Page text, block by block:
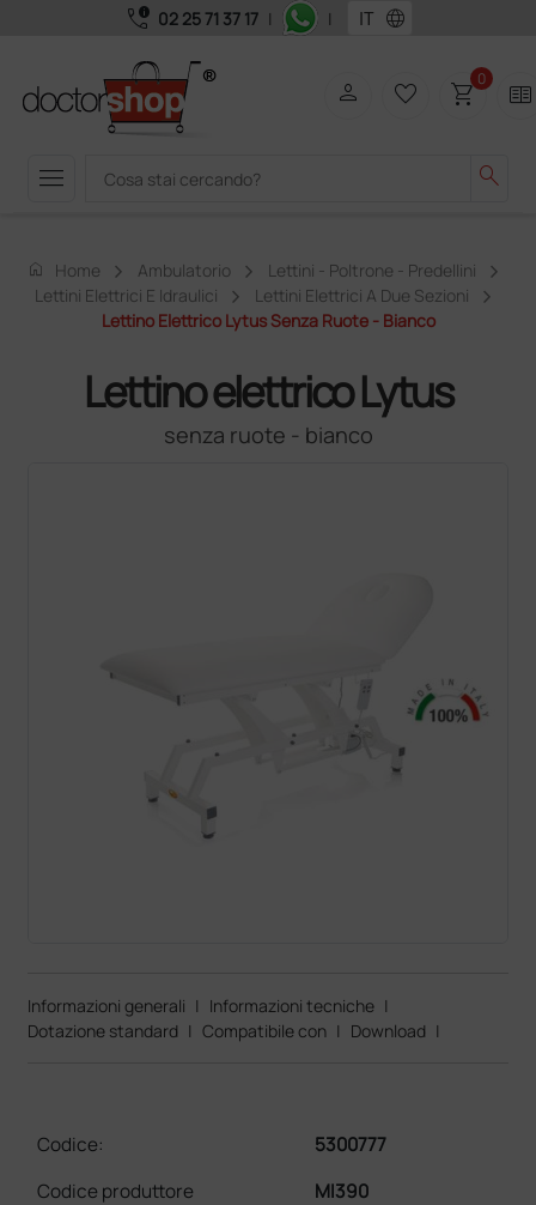
call_quality 02 25 71 37 17 | | language
menu search
person favorite_border shopping_cart0 two_pager
home Home Ambulatorio
Lettini - Poltrone - Predellini
Lettini Elettrici E Idraulici
Lettini Elettrici A Due Sezioni
Lettino Elettrico Lytus Senza Ruote - Bianco
Lettino elettrico Lytus
senza ruote - bianco
Informazioni generali | Informazioni tecniche |
Dotazione standard | Compatibile con | Download |
Codice:
5300777
Codice produttore
MI390